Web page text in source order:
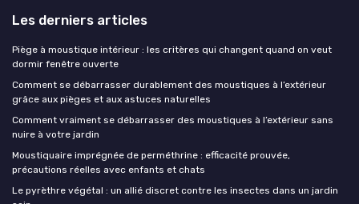
Les derniers articles
Piège à moustique intérieur : les critères qui changent quand on veut
dormir fenêtre ouverte
Comment se débarrasser durablement des moustiques à l’extérieur
grâce aux pièges et aux astuces naturelles
Comment vraiment se débarrasser des moustiques à l’extérieur sans
nuire à votre jardin
Moustiquaire imprégnée de perméthrine : efficacité prouvée,
précautions réelles avec enfants et chats
Le pyrèthre végétal : un allié discret contre les insectes dans un jardin